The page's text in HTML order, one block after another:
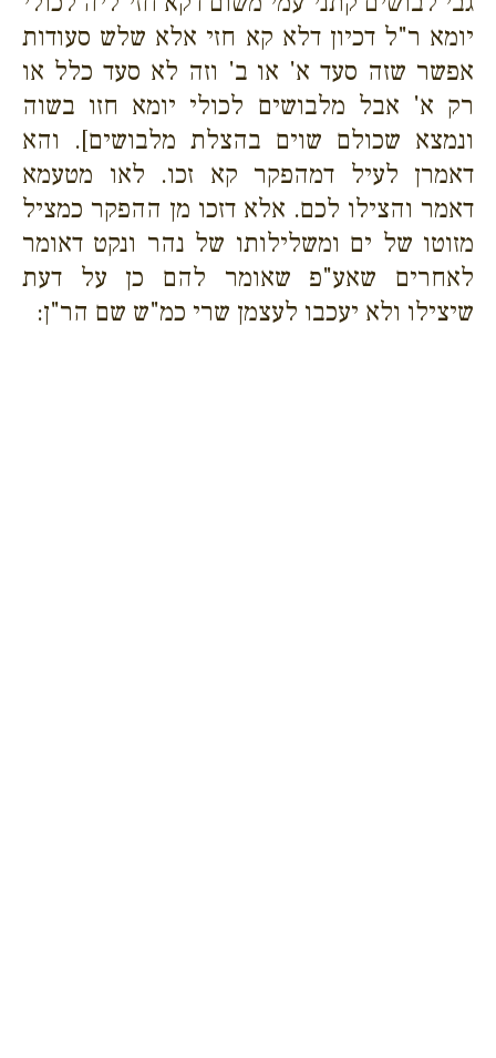
יומא ר"ל דכיון דלא קא חזי אלא שלש סעודות
אפשר שזה סעד א' או ב' וזה לא סעד כלל או
רק א' אבל מלבושים לכולי יומא חזו בשוה
ונמצא שכולם שוים בהצלת מלבושים]. והא
דאמרן לעיל דמהפקר קא זכו. לאו מטעמא
דאמר והצילו לכם. אלא דזכו מן ההפקר כמציל
מזוטו של ים ומשלילותו של נהר ונקט דאומר
לאחרים שאע"פ שאומר להם כן על דעת
שיצילו ולא יעכבו לעצמן שרי כמ"ש שם הר"ן: